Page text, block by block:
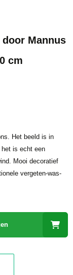
Mannus
cm
Het beeld is in
het is echt een
Mooi decoratief
vergeten-was-